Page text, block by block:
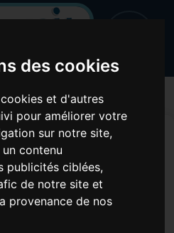
des cookies
et d'autres
pour améliorer votre
sur notre site,
contenu
publicités ciblées,
de notre site et
provenance de nos
podcast de
la santé
en !!! est
!